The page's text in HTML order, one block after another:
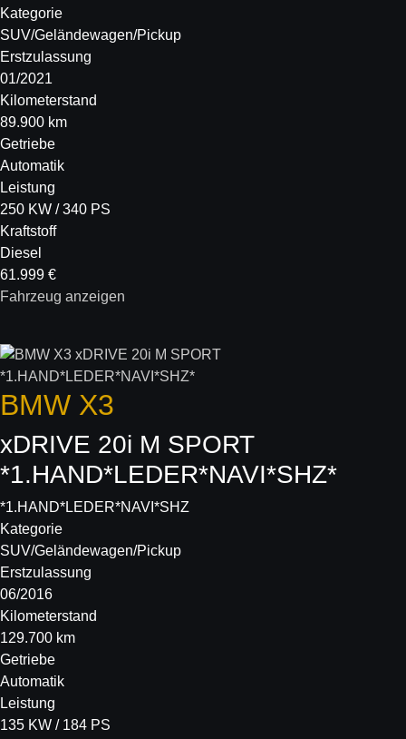
Kategorie
SUV/Geländewagen/Pickup
Erstzulassung
01/2021
Kilometerstand
89.900 km
Getriebe
Automatik
Leistung
250 KW / 340 PS
Kraftstoff
Diesel
61.999 €
Fahrzeug anzeigen
BMW X3
xDRIVE 20i M SPORT
*1.HAND*LEDER*NAVI*SHZ*
*1.HAND*LEDER*NAVI*SHZ
Kategorie
SUV/Geländewagen/Pickup
Erstzulassung
06/2016
Kilometerstand
129.700 km
Getriebe
Automatik
Leistung
135 KW / 184 PS